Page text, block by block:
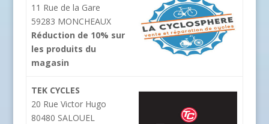
11 Rue de la Gare
59283 MONCHEAUX
Réduction de 10% sur
les produits du
magasin
TEK CYCLES
20 Rue Victor Hugo
80480 SALOUEL